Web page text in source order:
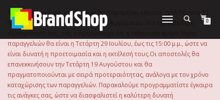
περιεχόμενο
Εναλλαγή
0
Το ηλεκτρονικό μας κατάστημα θα παραμείνει κλειστό, από Πέμπτη 30
Ιουλίου 2026 μέχρι και την Τρίτη 18 Αυγούστου. Για την καλύτερη
εξυπηρέτησή σας, σας ενημερώνουμε ότι η τελευταία ημέρα λήψης
παραγγελιών θα είναι η Τετάρτη 29 Ιουλίου, έως τις 15:00 μ.μ., ώστε να
είναι δυνατή η προετοιμασία και η εκτέλεσή τους.Οι αποστολές θα
επανεκκινήσουν την Τετάρτη 19 Αυγούστου και θα
πραγματοποιούνται με σειρά προτεραιότητας, ανάλογα με τον χρόνο
καταχώρισης των παραγγελιών. Παρακαλούμε προγραμματίστε έγκαιρα
τις ανάγκες σας, ώστε να διασφαλιστεί η καλύτερη δυνατή